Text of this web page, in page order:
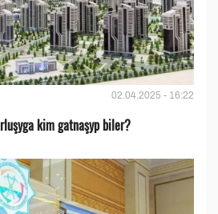
02.04.2025 - 16:22
kim gatnaşyp biler?